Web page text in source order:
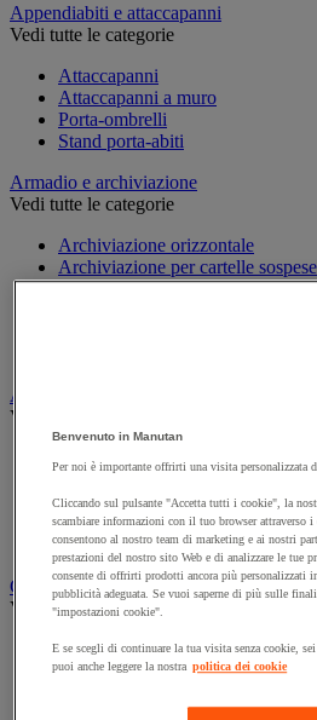
Appendiabiti e attaccapanni
Vedi tutte le categorie
Attaccapanni
Attaccapanni a muro
Porta-ombrelli
Stand porta-abiti
Armadio e archiviazione
Vedi tutte le categorie
Archiviazione orizzontale
Archiviazione per cartelle sospese
Armadio
Audiovisivi
Vedi tutte le categorie
Attrezzature audio e Hi-Fi
Connessione audio e video
Fotocamera, videocamera e
Insonorizzazione e registrazione
Strumenti per proiezione e
Cancelleria e forniture per ufficio
Vedi tutte le categorie
Agenda, calendario e sottomano
Busta e smistamento della posta
Benvenuto in Manutan
Per noi è importante offrirti una visita personalizzata
Cliccando sul pulsante "Accetta tutti i cookie", la
scambiare informazioni con il tuo browser attraverso
consentono al nostro team di marketing e ai nostri
prestazioni del nostro sito Web e di analizzare le tue
consente di offrirti prodotti ancora più personalizzati
pubblicità adeguata. Se vuoi saperne di più sulle
"impostazioni cookie".
E se scegli di continuare la tua visita senza cookie,
puoi anche leggere la nostra politica dei cookie